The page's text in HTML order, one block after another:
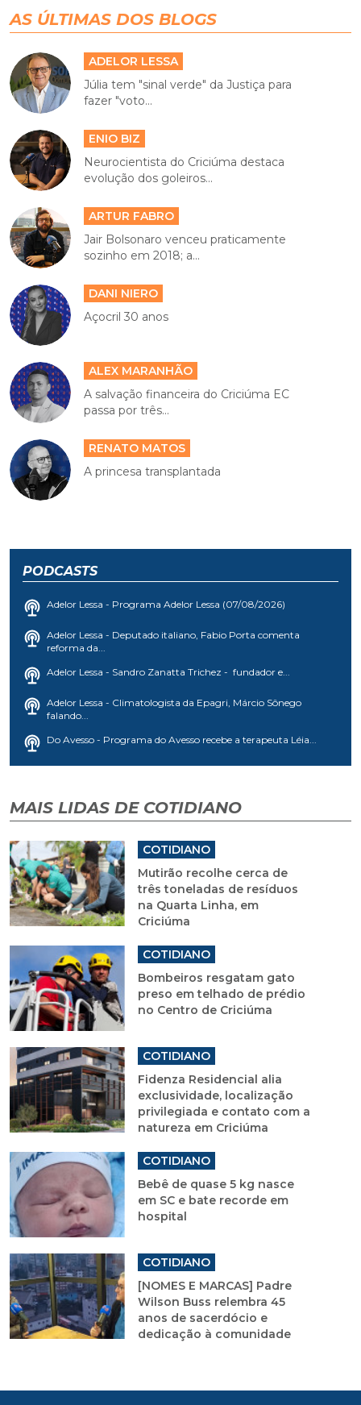
AS ÚLTIMAS DOS BLOGS
ADELOR LESSA
Júlia tem "sinal verde" da Justiça para
fazer "voto...
ENIO BIZ
Neurocientista do Criciúma destaca
evolução dos goleiros...
ARTUR FABRO
Jair Bolsonaro venceu praticamente
sozinho em 2018; a...
DANI NIERO
Açocril 30 anos
ALEX MARANHÃO
A salvação financeira do Criciúma EC
passa por três...
RENATO MATOS
A princesa transplantada
PODCASTS
Adelor Lessa - Programa Adelor Lessa (07/08/2026)
Adelor Lessa - Deputado italiano, Fabio Porta comenta
reforma da...
Adelor Lessa - Sandro Zanatta Trichez - fundador e...
Adelor Lessa - Climatologista da Epagri, Márcio Sônego
falando...
Do Avesso - Programa do Avesso recebe a terapeuta Léia...
MAIS LIDAS DE COTIDIANO
COTIDIANO
Mutirão recolhe cerca de
três toneladas de resíduos
na Quarta Linha, em
Criciúma
COTIDIANO
Bombeiros resgatam gato
preso em telhado de prédio
no Centro de Criciúma
COTIDIANO
Fidenza Residencial alia
exclusividade, localização
privilegiada e contato com a
natureza em Criciúma
COTIDIANO
Bebê de quase 5 kg nasce
em SC e bate recorde em
hospital
COTIDIANO
[NOMES E MARCAS] Padre
Wilson Buss relembra 45
anos de sacerdócio e
dedicação à comunidade